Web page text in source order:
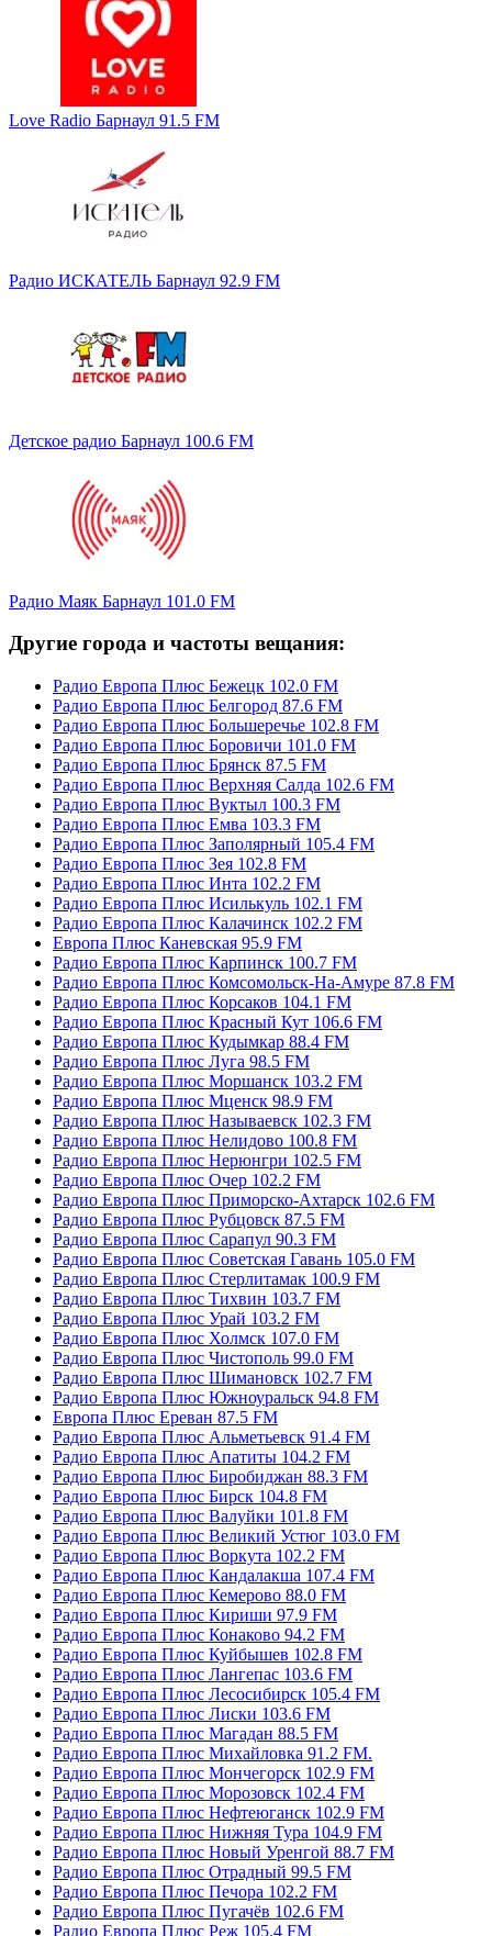
Love Radio Барнаул 91.5 FM
Радио ИСКАТЕЛЬ Барнаул 92.9 FM
Детское радио Барнаул 100.6 FM
Радио Маяк Барнаул 101.0 FM
Другие города и частоты вещания:
Радио Европа Плюс Бежецк 102.0 FM
Радио Европа Плюс Белгород 87.6 FM
Радио Европа Плюс Большеречье 102.8 FM
Радио Европа Плюс Боровичи 101.0 FM
Радио Европа Плюс Брянск 87.5 FM
Радио Европа Плюс Верхняя Салда 102.6 FM
Радио Европа Плюс Вуктыл 100.3 FM
Радио Европа Плюс Емва 103.3 FM
Радио Европа Плюс Заполярный 105.4 FM
Радио Европа Плюс Зея 102.8 FM
Радио Европа Плюс Инта 102.2 FM
Радио Европа Плюс Исилькуль 102.1 FM
Радио Европа Плюс Калачинск 102.2 FM
Европа Плюс Каневская 95.9 FM
Радио Европа Плюс Карпинск 100.7 FM
Радио Европа Плюс Комсомольск-На-Амуре 87.8 FM
Радио Европа Плюс Корсаков 104.1 FM
Радио Европа Плюс Красный Кут 106.6 FM
Радио Европа Плюс Кудымкар 88.4 FM
Радио Европа Плюс Луга 98.5 FM
Радио Европа Плюс Моршанск 103.2 FM
Радио Европа Плюс Мценск 98.9 FM
Радио Европа Плюс Называевск 102.3 FM
Радио Европа Плюс Нелидово 100.8 FM
Радио Европа Плюс Нерюнгри 102.5 FM
Радио Европа Плюс Очер 102.2 FM
Радио Европа Плюс Приморско-Ахтарск 102.6 FM
Радио Европа Плюс Рубцовск 87.5 FM
Радио Европа Плюс Сарапул 90.3 FM
Радио Европа Плюс Советская Гавань 105.0 FM
Радио Европа Плюс Стерлитамак 100.9 FM
Радио Европа Плюс Тихвин 103.7 FM
Радио Европа Плюс Урай 103.2 FM
Радио Европа Плюс Холмск 107.0 FM
Радио Европа Плюс Чистополь 99.0 FM
Радио Европа Плюс Шимановск 102.7 FM
Радио Европа Плюс Южноуральск 94.8 FM
Европа Плюс Ереван 87.5 FM
Радио Европа Плюс Альметьевск 91.4 FM
Радио Европа Плюс Апатиты 104.2 FM
Радио Европа Плюс Биробиджан 88.3 FM
Радио Европа Плюс Бирск 104.8 FM
Радио Европа Плюс Валуйки 101.8 FM
Радио Европа Плюс Великий Устюг 103.0 FM
Радио Европа Плюс Воркута 102.2 FM
Радио Европа Плюс Кандалакша 107.4 FM
Радио Европа Плюс Кемерово 88.0 FM
Радио Европа Плюс Кириши 97.9 FM
Радио Европа Плюс Конаково 94.2 FM
Радио Европа Плюс Куйбышев 102.8 FM
Радио Европа Плюс Лангепас 103.6 FM
Радио Европа Плюс Лесосибирск 105.4 FM
Радио Европа Плюс Лиски 103.6 FM
Радио Европа Плюс Магадан 88.5 FM
Радио Европа Плюс Михайловка 91.2 FM.
Радио Европа Плюс Мончегорск 102.9 FM
Радио Европа Плюс Морозовск 102.4 FM
Радио Европа Плюс Нефтеюганск 102.9 FM
Радио Европа Плюс Нижняя Тура 104.9 FM
Радио Европа Плюс Новый Уренгой 88.7 FM
Радио Европа Плюс Отрадный 99.5 FM
Радио Европа Плюс Печора 102.2 FM
Радио Европа Плюс Пугачёв 102.6 FM
Радио Европа Плюс Реж 105.4 FM